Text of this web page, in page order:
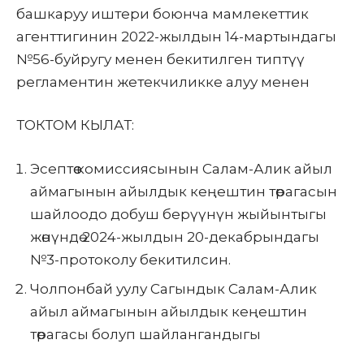
башкаруу иштери боюнча мамлекеттик
агенттигинин 2022-жылдын 14-мартындагы
№56-буйругу менен бекитилген типтүү
регламентин жетекчиликке алуу менен
ТОКТОМ КЫЛАТ:
Эсептөө комиссиясынын Салам-Алик айыл
аймагынын айылдык кеңештин төрагасын
шайлоодо добуш берүүнүн жыйынтыгы
жөнүндө 2024-жылдын 20-декабрындагы
№3-протоколу бекитилсин.
Чолпонбай уулу Сагындык Салам-Алик
айыл аймагынын айылдык кеңештин
төрагасы болуп шайлангандыгы